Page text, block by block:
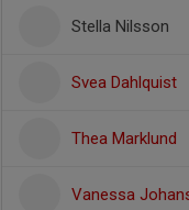
Stella Nilsson
Svea Dahlquist
Thea Marklund
Vanessa